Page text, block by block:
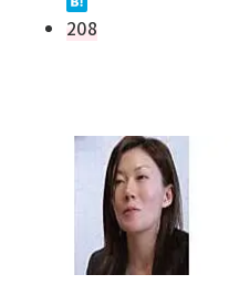
208